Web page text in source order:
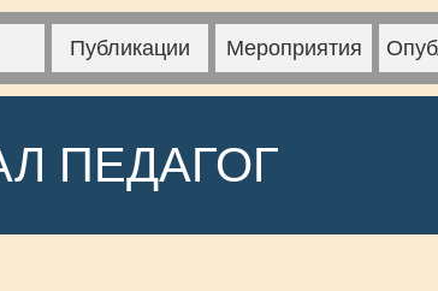
Публикации Мероприятия
ПЕДАГОГ